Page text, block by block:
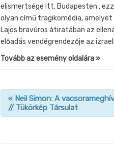
elismertsége itt, Budapesten ,
olyan című tragikomédia,
Lajos bravúros átiratában az
előadás vendégrendezője az
Tovább az esemény oldalára »
« Neil Simon: A
// Tükörkép Társulat